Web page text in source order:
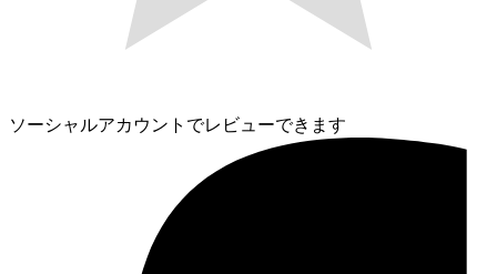
ソーシャルアカウントでレビューできます